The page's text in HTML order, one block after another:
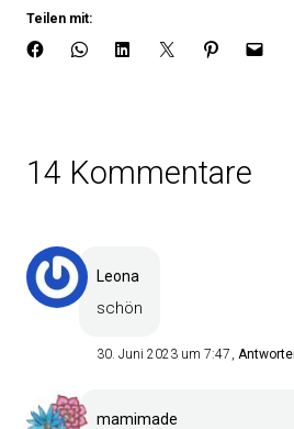
Teilen mit:
14 Kommentare
Leona
schön
30. Juni 2023 um 7:47
mamimade